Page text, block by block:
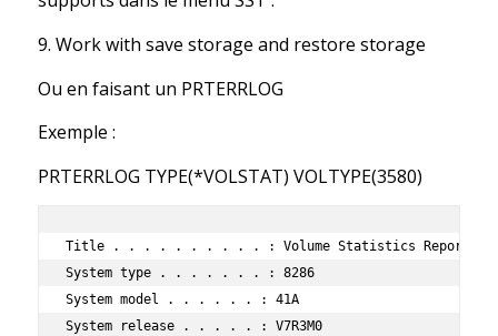
9. Work with save storage and restore storage
Ou en faisant un PRTERRLOG
Exemple :
PRTERRLOG TYPE(*VOLSTAT) VOLTYPE(3580)
Title . . . . . . . . . . : Volume Statistics Report
System type . . . . . . . : 8286
System model . . . . . . : 41A
System release . . . . . : V7R3M0